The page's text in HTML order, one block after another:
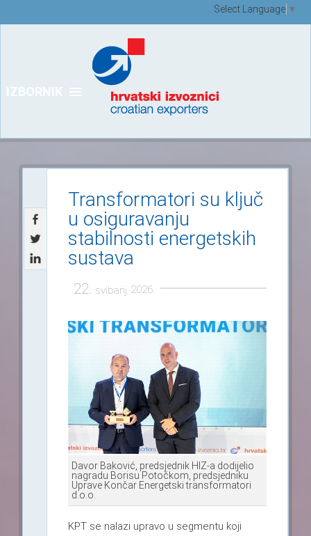
IZBORNIK
Select Language ▼
Transformatori su ključ
u osiguravanju
stabilnosti energetskih
sustava
22. svibanj 2026.
Davor Baković, predsjednik HIZ-a dodijelio
nagradu Borisu Potočkom, predsjedniku
Uprave Končar Energetski transformatori
d.o.o.
KPT se nalazi upravo u segmentu koji